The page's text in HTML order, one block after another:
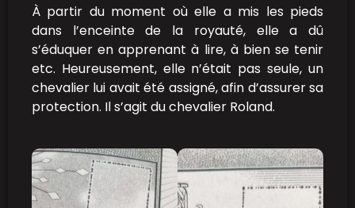
À partir du moment où elle a mis les pieds
dans l’enceinte de la royauté, elle a dû
s’éduquer en apprenant à lire, à bien se tenir
etc. Heureusement, elle n’était pas seule, un
chevalier lui avait été assigné, afin d’assurer sa
protection. Il s’agit du chevalier Roland.